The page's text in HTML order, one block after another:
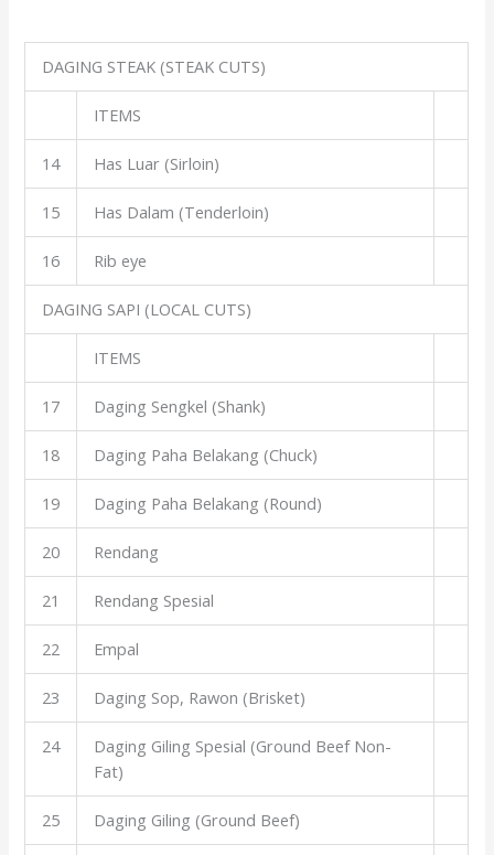
DAGING STEAK (STEAK CUTS)
ITEMS
14 Has Luar (Sirloin)
15 Has Dalam (Tenderloin)
16 Rib eye
DAGING SAPI (LOCAL CUTS)
ITEMS
17 Daging Sengkel (Shank)
18 Daging Paha Belakang (Chuck)
19 Daging Paha Belakang (Round)
20 Rendang
21 Rendang Spesial
22 Empal
23 Daging Sop, Rawon (Brisket)
24
Daging Giling Spesial (Ground Beef Non-
Fat)
25 Daging Giling (Ground Beef)